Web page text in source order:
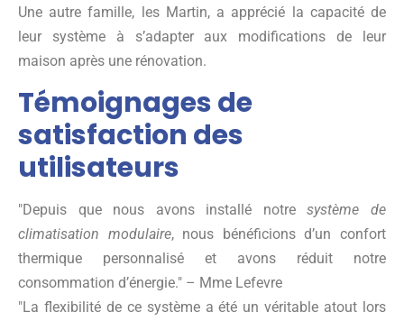
Une autre famille, les Martin, a apprécié la capacité de
leur système à s’adapter aux modifications de leur
maison après une rénovation.
Témoignages de
satisfaction des
utilisateurs
Depuis que nous avons installé notresystème de
climatisation modulaire, nous bénéficions d’un confort
thermique personnalisé et avons réduit notre
consommation d’énergie. – Mme Lefevre
La flexibilité de ce système a été un véritable atout lors